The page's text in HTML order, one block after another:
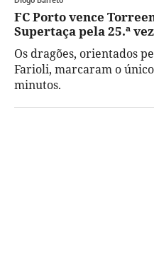
FC Porto vence
Supertaça pela 25.ª vez
Os dragões, orientados
Farioli, marcaram o
minutos.